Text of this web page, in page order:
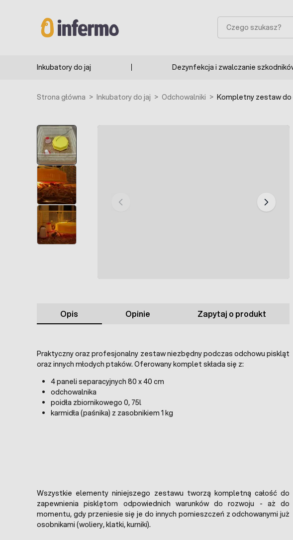
Szukaj
Inkubatory do jaj Dezynfekcja i zwalczanie
Strona główna > Inkubatory do jaj > Odchowalniki > Kompletny zestaw
Opis Opinie Zapytaj o produkt
Praktyczny oraz profesjonalny zestaw niezbędny podczas odchowu piskląt
oraz innych młodych ptaków. Oferowany komplet składa się z:
4 paneli separacyjnych 80 x 40 cm
odchowalnika
poidła zbiornikowego 0, 75l
karmidła (paśnika) z zasobnikiem 1 kg
Wszystkie elementy niniejszego zestawu tworzą kompletną całość do
zapewnienia pisklętom odpowiednich warunków do rozwoju - aż do
momentu, gdy przeniesie się je do innych pomieszczeń z odchowanymi już
osobnikami (woliery, klatki, kurniki).